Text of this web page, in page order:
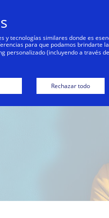
Personas
y tecnologías similares donde es
para que podamos brindarte
personalizado (incluyendo a través
Rechazar todo